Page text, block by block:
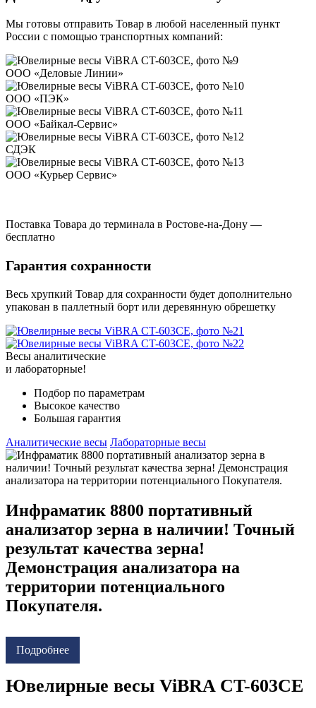
Мы готовы отправить Товар в любой населенный пункт
России с помощью транспортных компаний:
ООО «Деловые Линии»
ООО «ПЭК»
ООО «Байкал-Сервис»
СДЭК
ООО «Курьер Сервис»
Поставка Товара до терминала в Ростове-на-Дону —
бесплатно
Гарантия сохранности
Весь хрупкий Товар для сохранности будет дополнительно
упакован в паллетный борт или деревянную обрешетку
Весы аналитические
и лабораторные!
Подбор по параметрам
Высокое качество
Большая гарантия
Аналитические весы Лабораторные весы
Инфраматик 8800 портативный
анализатор зерна в наличии! Точный
результат качества зерна!
Демонстрация анализатора на
территории потенциального
Покупателя.
Подробнее
Ювелирные весы ViBRA CT-603CE